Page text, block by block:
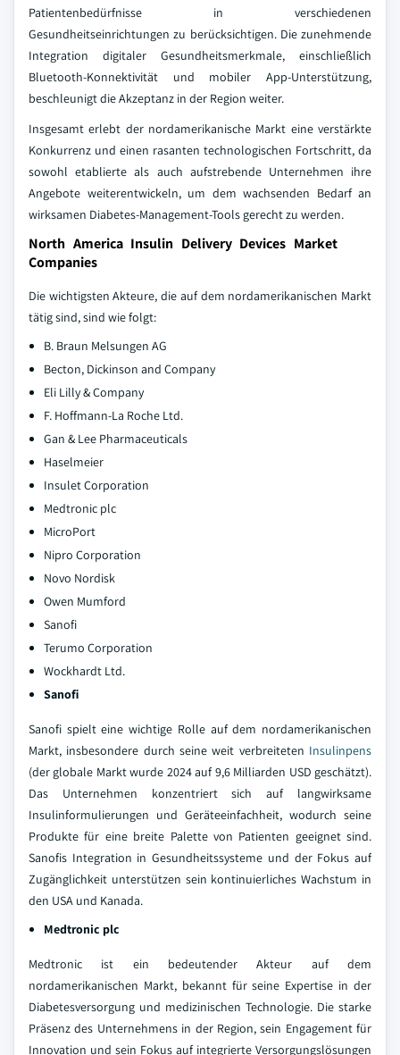
Patientenbedürfnisse in verschiedenen
Gesundheitseinrichtungen zu berücksichtigen. Die zunehmende
Integration digitaler Gesundheitsmerkmale, einschließlich
Bluetooth-Konnektivität und mobiler App-Unterstützung,
beschleunigt die Akzeptanz in der Region weiter.
Insgesamt erlebt der nordamerikanische Markt eine verstärkte
Konkurrenz und einen rasanten technologischen Fortschritt, da
sowohl etablierte als auch aufstrebende Unternehmen ihre
Angebote weiterentwickeln, um dem wachsenden Bedarf an
wirksamen Diabetes-Management-Tools gerecht zu werden.
North America Insulin Delivery Devices Market
Companies
Die wichtigsten Akteure, die auf dem nordamerikanischen Markt
tätig sind, sind wie folgt:
B. Braun Melsungen AG
Becton, Dickinson and Company
Eli Lilly & Company
F. Hoffmann-La Roche Ltd.
Gan & Lee Pharmaceuticals
Haselmeier
Insulet Corporation
Medtronic plc
MicroPort
Nipro Corporation
Novo Nordisk
Owen Mumford
Sanofi
Terumo Corporation
Wockhardt Ltd.
Sanofi
Sanofi spielt eine wichtige Rolle auf dem nordamerikanischen
Markt, insbesondere durch seine weit verbreiteten Insulinpens
(der globale Markt wurde 2024 auf 9,6 Milliarden USD geschätzt).
Das Unternehmen konzentriert sich auf langwirksame
Insulinformulierungen und Geräteeinfachheit, wodurch seine
Produkte für eine breite Palette von Patienten geeignet sind.
Sanofis Integration in Gesundheitssysteme und der Fokus auf
Zugänglichkeit unterstützen sein kontinuierliches Wachstum in
den USA und Kanada.
Medtronic plc
Medtronic ist ein bedeutender Akteur auf dem
nordamerikanischen Markt, bekannt für seine Expertise in der
Diabetesversorgung und medizinischen Technologie. Die starke
Präsenz des Unternehmens in der Region, sein Engagement für
Innovation und sein Fokus auf integrierte Versorgungslösungen